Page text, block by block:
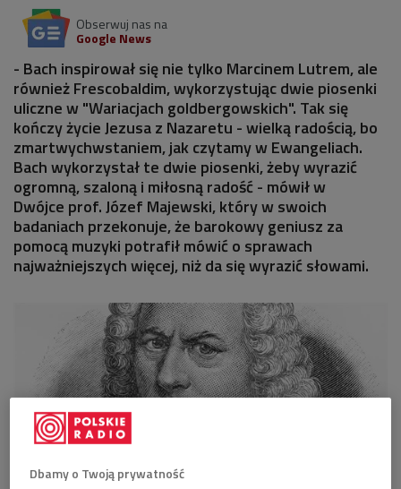
Obserwuj nas na
Google News
- Bach inspirował się nie tylko Marcinem Lutrem, ale
również Frescobaldim, wykorzystując dwie piosenki
uliczne w "Wariacjach goldbergowskich". Tak się
kończy życie Jezusa z Nazaretu - wielką radością, bo
zmartwychwstaniem, jak czytamy w Ewangeliach.
Bach wykorzystał te dwie piosenki, żeby wyrazić
ogromną, szaloną i miłosną radość - mówił w
Dwójce prof. Józef Majewski, który w swoich
badaniach przekonuje, że barokowy geniusz za
pomocą muzyki potrafił mówić o sprawach
najważniejszych więcej, niż da się wyrazić słowami.
Dbamy o Twoją prywatność